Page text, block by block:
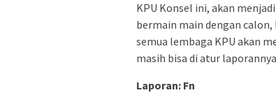
KPU Konsel ini, akan
bermain main dengan calon,
semua lembaga KPU akan
masih bisa di atur
Laporan: Fn